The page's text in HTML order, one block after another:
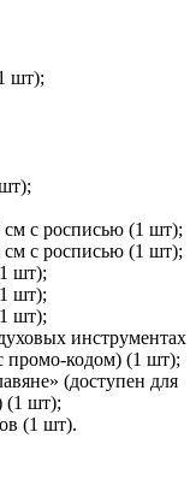
шт);
см с росписью (1 шт);
см с росписью (1 шт);
шт);
шт);
шт);
инструментах
промо-кодом) (1 шт);
(доступен для
(1 шт);
(1 шт).